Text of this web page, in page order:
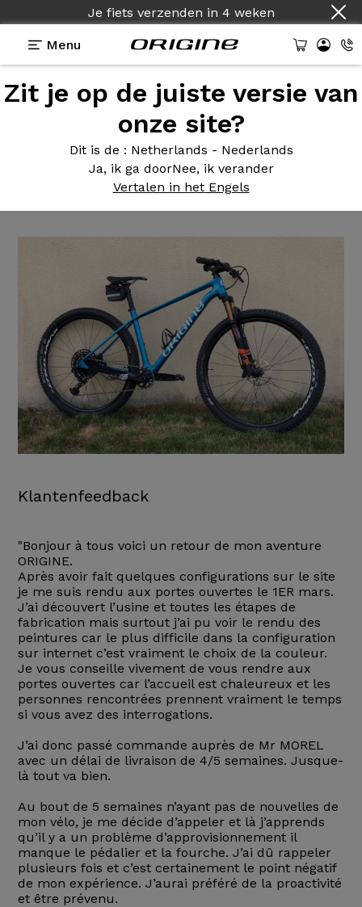
Je fiets verzenden in 4 weken
Menu
Zit je op de juiste versie van
onze site?
Dit is de : Netherlands - Nederlands
Ja, ik ga doorNee, ik verander
Vertalen in het Engels
Getuigenissen>Théorème GT - Sram GX - Fox 32
Factory
Théorème GT- Sram GX - Fox
32 Factory
Klantenfeedback
"Bonjour à tous voici un retour de mon aventure
ORIGINE.
Après avoir fait quelques configurations sur le site
je me suis rendu aux portes ouvertes le 1ER mars.
J’ai découvert l’usine et toutes les étapes de
fabrication mais surtout j’ai pu voir le rendu des
peintures car le plus difficile dans la configuration
sur internet c’est vraiment le choix de la couleur.
Je vous conseille vivement de vous rendre aux
portes ouvertes car l’accueil est chaleureux et les
personnes rencontrées prennent vraiment le temps
si vous avez des interrogations.
J’ai donc passé commande auprès de Mr MOREL
avec un délai de livraison de 4/5 semaines. Jusque-
là tout va bien.
Au bout de 5 semaines n’ayant pas de nouvelles de
mon vélo, je me décide d’appeler et là j’apprends
qu’il y a un problème d’approvisionnement il
manque le pédalier et la fourche. J’ai dû rappeler
plusieurs fois et c’est certainement le point négatif
de mon expérience. J’aurai préféré de la proactivité
et être prévenu.